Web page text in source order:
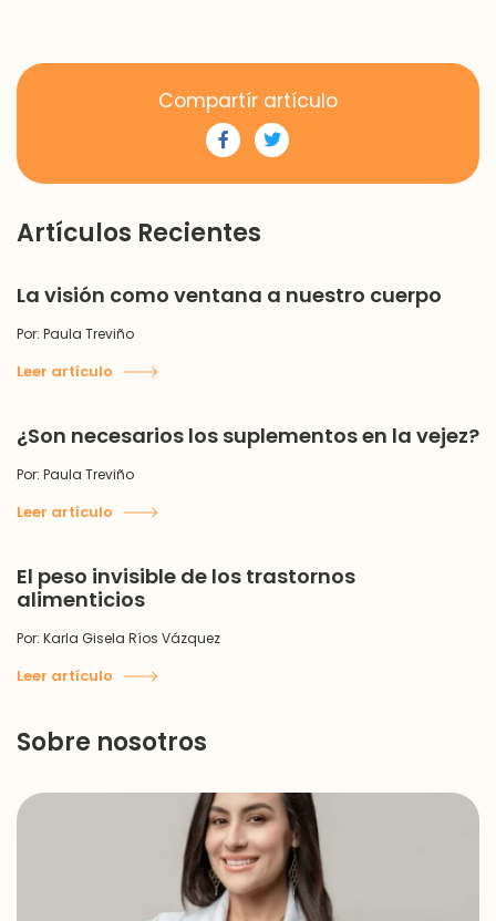
Compartír artículo
Artículos Recientes
La visión como ventana a nuestro cuerpo
Por: Paula Treviño
Leer artículo
¿Son necesarios los suplementos en la vejez?
Por: Paula Treviño
Leer artículo
El peso invisible de los trastornos
alimenticios
Por: Karla Gisela Ríos Vázquez
Leer artículo
Sobre nosotros